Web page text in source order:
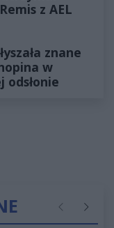
z AEL
znane
w
odsłonie
Poprzednie